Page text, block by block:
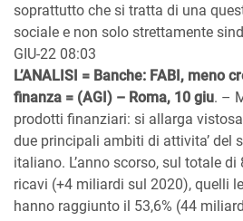
soprattutto che si tratta di una
sociale e non solo strettamente
GIU-22 08:03
L’ANALISI = Banche: FABI, meno
finanza = (AGI) – Roma, 10 giu. –
prodotti finanziari: si allarga
due principali ambiti di attivita’ del
italiano. L’anno scorso, sul totale
ricavi (+4 miliardi sul 2020), quelli
hanno raggiunto il 53,6% (44